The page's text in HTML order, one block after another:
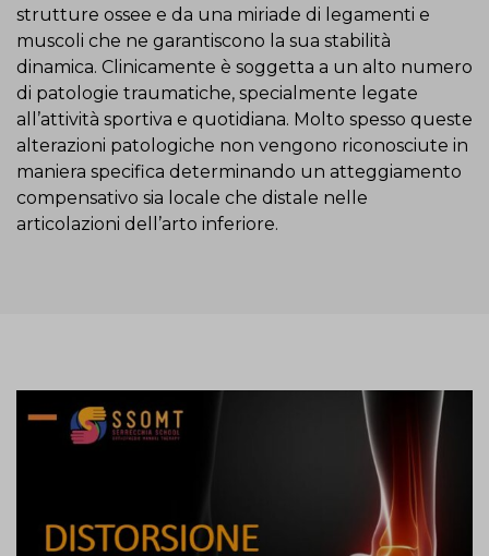
strutture ossee e da una miriade di legamenti e
muscoli che ne garantiscono la sua stabilità
dinamica. Clinicamente è soggetta a un alto numero
di patologie traumatiche, specialmente legate
all’attività sportiva e quotidiana. Molto spesso queste
alterazioni patologiche non vengono riconosciute in
maniera specifica determinando un atteggiamento
compensativo sia locale che distale nelle
articolazioni dell’arto inferiore.